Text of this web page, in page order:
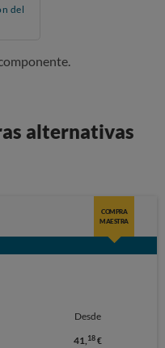
del
alternativas
COMPRA
MAESTRA
Desde
41,18€